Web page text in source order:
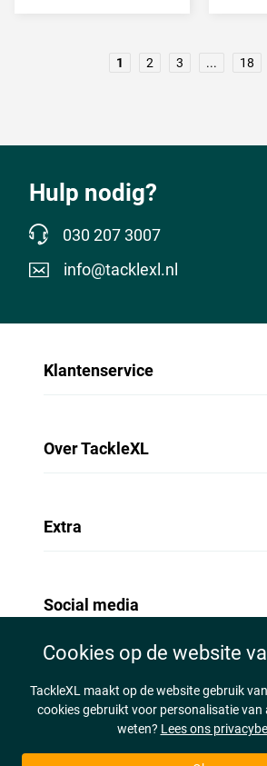
1 2 3 ... 18
Hulp nodig?
030 207 3007
info@tacklexl.nl
Klantenservice
Over TackleXL
Extra
Social media
Cookies op de website
TackleXL maakt op de website gebruik
cookies gebruikt voor personalisatie van
weten? Lees ons